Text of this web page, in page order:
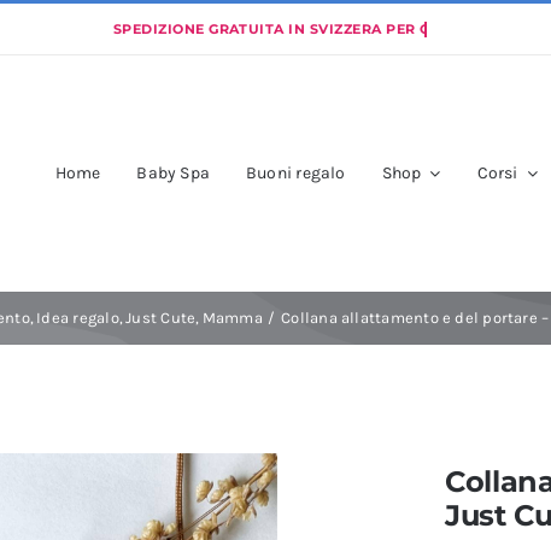
Home Baby Spa Buoni regalo Shop Corsi
Idea regalo Just Cute Mamma Collana allattamento e del portare
Just